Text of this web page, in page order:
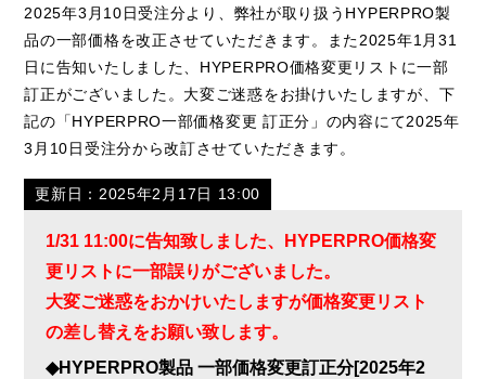
2025年3月10日受注分より、弊社が取り扱うHYPERPRO製
品の一部価格を改正させていただきます。また2025年1月31
日に告知いたしました、HYPERPRO価格変更リストに一部
訂正がございました。大変ご迷惑をお掛けいたしますが、下
記の「HYPERPRO一部価格変更 訂正分」の内容にて2025年
3月10日受注分から改訂させていただきます。
更新日：2025年2月17日 13:00
1/31 11:00に告知致しました、HYPERPRO価格変
更リストに一部誤りがございました。
大変ご迷惑をおかけいたしますが価格変更リスト
の差し替えをお願い致します。
◆HYPERPRO製品 一部価格変更訂正分[2025年2